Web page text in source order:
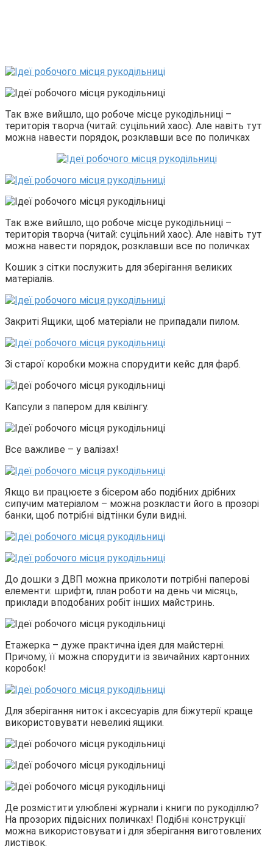
Так вже вийшло, що робоче місце рукодільниці –
територія творча (читай: суцільний хаос). Але навіть тут
можна навести порядок, розклавши все по поличках
Так вже вийшло, що робоче місце рукодільниці –
територія творча (читай: суцільний хаос). Але навіть тут
можна навести порядок, розклавши все по поличках
Кошик з сітки послужить для зберігання великих
матеріалів.
Закриті Ящики, щоб матеріали не припадали пилом.
Зі старої коробки можна спорудити кейс для фарб.
Капсули з папером для квілінгу.
Все важливе – у валізах!
Якщо ви працюєте з бісером або подібних дрібних
сипучим матеріалом – можна розкласти його в прозорі
банки, щоб потрібні відтінки були видні.
До дошки з ДВП можна приколоти потрібні паперові
елементи: шрифти, план роботи на день чи місяць,
приклади вподобаних робіт інших майстринь.
Етажерка – дуже практична ідея для майстерні.
Причому, її можна спорудити із звичайних картонних
коробок!
Для зберігання ниток і аксесуарів для біжутерії краще
використовувати невеликі ящики.
Де розмістити улюблені журнали і книги по рукоділлю?
На прозорих підвісних поличках! Подібні конструкції
можна використовувати і для зберігання виготовлених
листівок.